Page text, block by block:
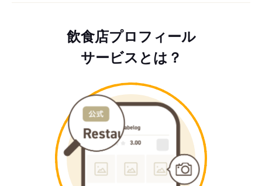
飲食店プロフィール
サービスとは？